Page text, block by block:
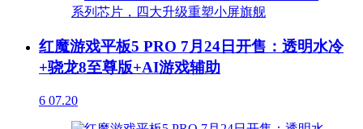
红魔游戏平板5 PRO 7月24日开售：透明水冷
+骁龙8至尊版+AI游戏辅助
6 07.20